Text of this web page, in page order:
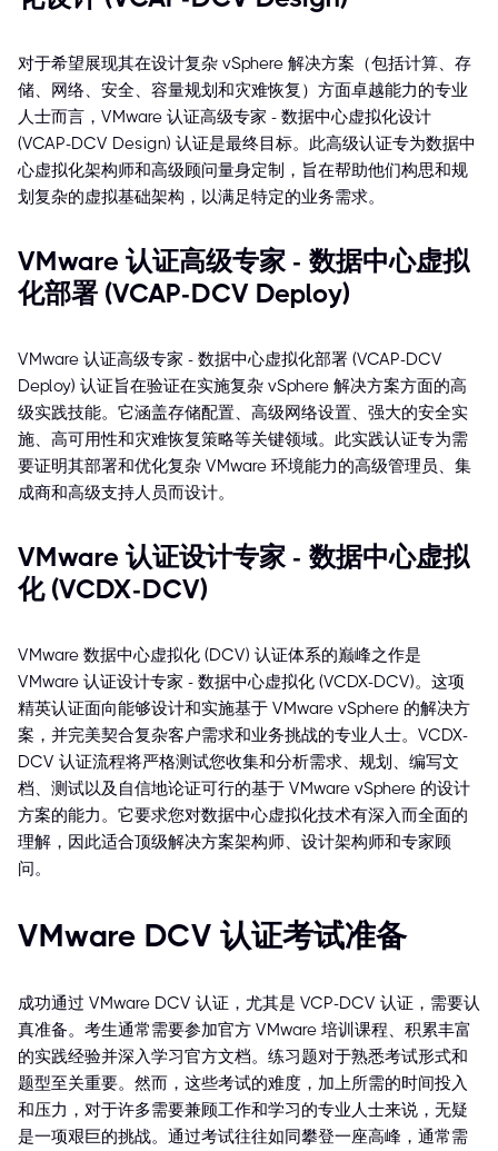
对于希望展现其在设计复杂 vSphere 解决方案（包括计算、存
储、网络、安全、容量规划和灾难恢复）方面卓越能力的专业
人士而言，VMware 认证高级专家 - 数据中心虚拟化设计
(VCAP-DCV Design) 认证是最终目标。此高级认证专为数据中
心虚拟化架构师和高级顾问量身定制，旨在帮助他们构思和规
划复杂的虚拟基础架构，以满足特定的业务需求。
VMware 认证高级专家 - 数据中心虚拟
化部署 (VCAP-DCV Deploy)
VMware 认证高级专家 - 数据中心虚拟化部署 (VCAP-DCV
Deploy) 认证旨在验证在实施复杂 vSphere 解决方案方面的高
级实践技能。它涵盖存储配置、高级网络设置、强大的安全实
施、高可用性和灾难恢复策略等关键领域。此实践认证专为需
要证明其部署和优化复杂 VMware 环境能力的高级管理员、集
成商和高级支持人员而设计。
VMware 认证设计专家 - 数据中心虚拟
化 (VCDX-DCV)
VMware 数据中心虚拟化 (DCV) 认证体系的巅峰之作是
VMware 认证设计专家 - 数据中心虚拟化 (VCDX-DCV)。这项
精英认证面向能够设计和实施基于 VMware vSphere 的解决方
案，并完美契合复杂客户需求和业务挑战的专业人士。VCDX-
DCV 认证流程将严格测试您收集和分析需求、规划、编写文
档、测试以及自信地论证可行的基于 VMware vSphere 的设计
方案的能力。它要求您对数据中心虚拟化技术有深入而全面的
理解，因此适合顶级解决方案架构师、设计架构师和专家顾
问。
VMware DCV 认证考试准备
成功通过 VMware DCV 认证，尤其是 VCP-DCV 认证，需要认
真准备。考生通常需要参加官方 VMware 培训课程、积累丰富
的实践经验并深入学习官方文档。练习题对于熟悉考试形式和
题型至关重要。然而，这些考试的难度，加上所需的时间投入
和压力，对于许多需要兼顾工作和学习的专业人士来说，无疑
是一项艰巨的挑战。通过考试往往如同攀登一座高峰，通常需